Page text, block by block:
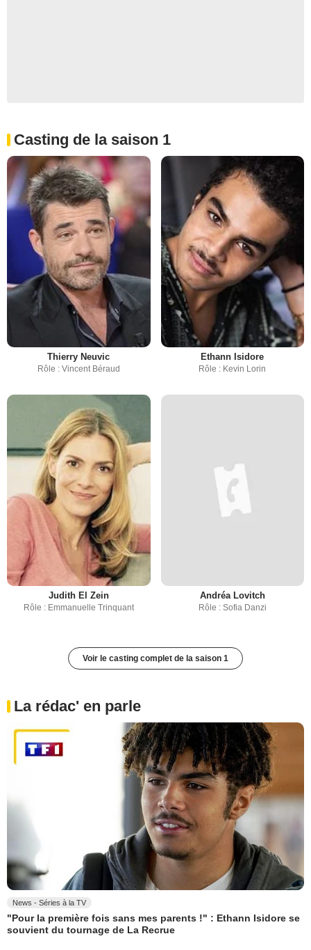
Casting de la saison 1
Thierry Neuvic
Rôle : Vincent Béraud
Ethann Isidore
Rôle : Kevin Lorin
Judith El Zein
Rôle : Emmanuelle Trinquant
Andréa Lovitch
Rôle : Sofia Danzi
Voir le casting complet de la saison 1
La rédac' en parle
News - Séries à la TV
"Pour la première fois sans mes parents !" : Ethann Isidore se
souvient du tournage de La Recrue